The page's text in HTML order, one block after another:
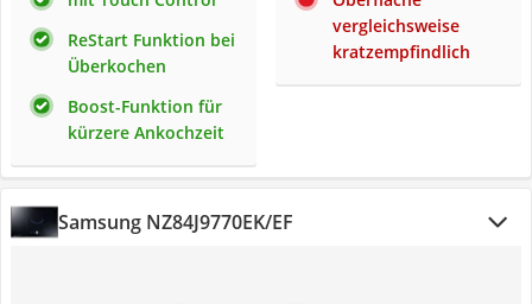
ReStart Funktion bei
Überkochen
Boost-Funktion für
kürzere Ankochzeit
vergleichsweise
kratzempfindlich
Samsung NZ84J9770EK/EF